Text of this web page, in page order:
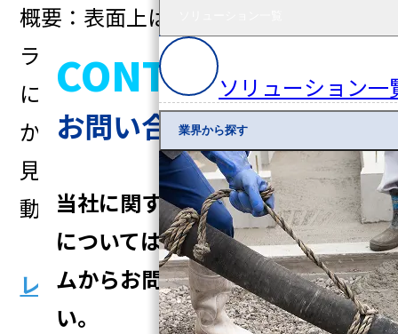
ソリューション一
業界から探す
概要：表面上は挙動が乏しく見える
ランサムウェアについて、その背後
にある回避構造を解析によって明ら
かにし、『何も起きていないように
見える段階』から取るべき警戒と初
動対応の判断材料を整理する。
レポートはこちら
CONTACT
お問い合わせ
当社に関するご質問、ご相談
については以下の入力フォー
ムからお問い合わせくださ
い。